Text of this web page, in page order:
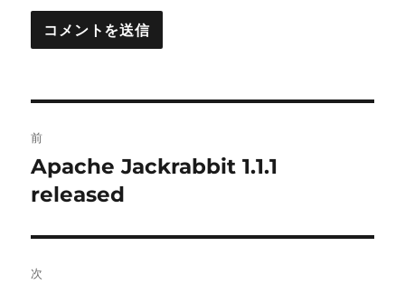
稿
ナ
ビ
ゲ
前
前
の
稿:
Apache Jackrabbit 1.1.1
released
次